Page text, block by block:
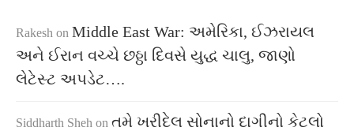
Rakesh on Middle East War: અમેરિકા, ઈઝરાયલ
અને ઈરાન વચ્ચે છઠ્ઠા દિવસે યુદ્ધ ચાલુ, જાણો
લેટેસ્ટ અપડેટ….
Siddharth Sheh on તમે ખરીદેલ સોનાનો દાગીનો કેટલો